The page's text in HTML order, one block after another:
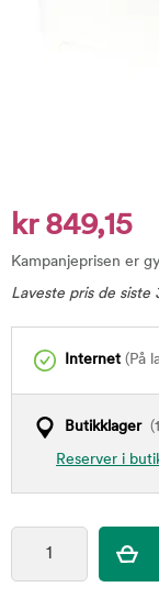
kr 849,15
Kampanjeprisen er
Laveste pris de siste
Internet (På
Butikklager
Reserver i